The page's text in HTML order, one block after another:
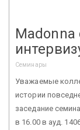
Madonna
Семинары
Уважаемые
истории
заседание
в 16.00 в ауд.